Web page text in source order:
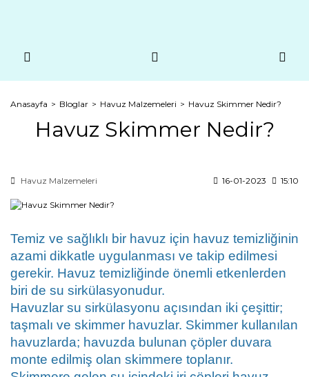
Anasayfa Bloglar Havuz Malzemeleri Havuz Skimmer Nedir?
Havuz Skimmer Nedir?
Havuz Malzemeleri 16-01-2023 15:10
Temiz ve sağlıklı bir havuz için havuz temizliğinin
azami dikkatle uygulanması ve takip edilmesi
gerekir. Havuz temizliğinde önemli etkenlerden
biri de su sirkülasyonudur.
Havuzlar su sirkülasyonu açısından iki çeşittir;
taşmalı ve skimmer havuzlar. Skimmer kullanılan
havuzlarda; havuzda bulunan çöpler duvara
monte edilmiş olan skimmere toplanır.